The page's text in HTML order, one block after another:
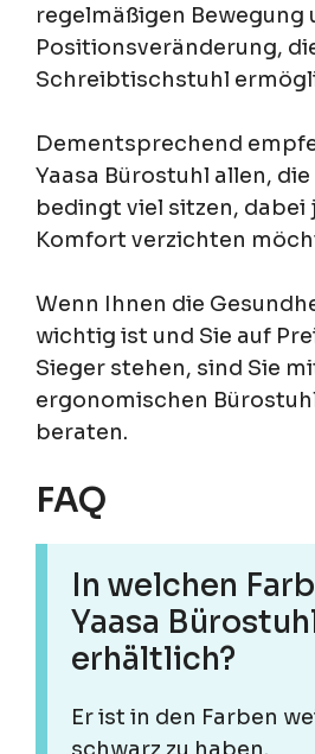
regelmäßigen Bewegung
Positionsveränderung,
Schreibtischstuhl
Dementsprechend
Yaasa Bürostuhl allen,
bedingt viel sitzen,
Komfort verzichten
Wenn Ihnen die
wichtig ist und Sie auf
Sieger stehen, sind Sie
ergonomischen
beraten.
FAQ
In welchen
Yaasa
erhältlich?
Er ist in den Farben